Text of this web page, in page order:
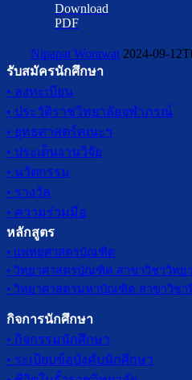
Download
PDF
Nipapat Worawat 2024-09-
รับสมัครนักศึกษา
• ลงทะเบียน
• ประวัติราชวิทยาลัยจุฬาภรณ์
• ยุทธศาสตร์คณะฯ
• ประเด็นงานวิจัย
• นวัตกรรม
• รางวัล
• ความร่วมมือ
หลักสูตร
• แพทยศาสตรบัณฑิต
• วิทยาศาสตรบัณฑิต สาขาวิชาวิท
• วิทยาศาสตรมหาบัณฑิต สาขาวิช
กิจการนักศึกษา
• กิจกรรมนักศึกษา
• ระเบียบข้อบังคับนักศึกษา